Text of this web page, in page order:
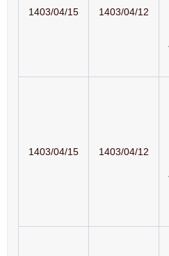
1403/04/12
1403/04/15
1403/04/12
1403/04/15